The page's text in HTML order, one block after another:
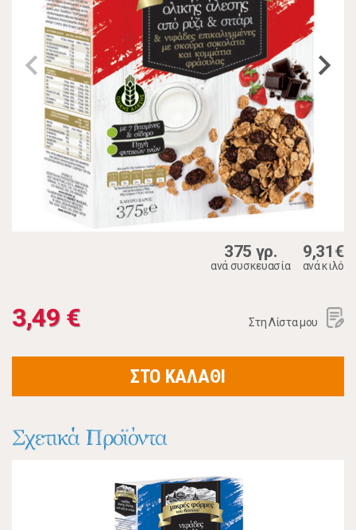
375 γρ.
ανά συσκευασία
9,31€
ανά κιλό
3,49 € Στη Λίστα μου
ΣΤΟ ΚΑΛΑΘΙ
Σχετικά Προϊόντα